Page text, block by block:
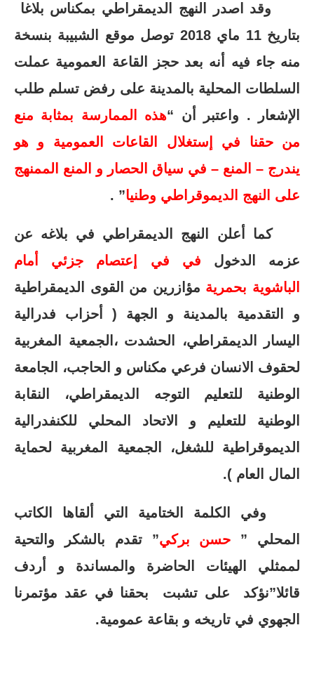
وقد اصدر النهج الديمقراطي بمكناس بلاغا
بتاريخ 11 ماي 2018 توصل موقع الشبيبة بنسخة
منه جاء فيه أنه بعد حجز القاعة العمومية عملت
السلطات المحلية بالمدينة على رفض تسلم طلب
الإشعار . واعتبر أن “هذه الممارسة بمثابة منع
من حقنا في إستغلال القاعات العمومية و هو
يندرج – المنع – في سياق الحصار و المنع الممنهج
على النهج الديموقراطي وطنيا” .
كما أعلن النهج الديمقراطي في بلاغه عن
عزمه الدخول في في إعتصام جزئي أمام
الباشوية بحمرية مؤازرين من القوى الديمقراطية
و التقدمية بالمدينة و الجهة ( أحزاب فدرالية
اليسار الديمقراطي، الحشدت ،الجمعية المغربية
لحقوف الانسان فرعي مكناس و الحاجب، الجامعة
الوطنية للتعليم التوجه الديمقراطي، النقابة
الوطنية للتعليم و الاتحاد المحلي للكنفدرالية
الديموقراطية للشغل، الجمعية المغربية لحماية
المال العام ).
وفي الكلمة الختامية التي ألقاها الكاتب
المحلي ” حسن بركي” تقدم بالشكر والتحية
لممثلي الهيئات الحاضرة والمساندة و أردف
قائلا”نؤكد على تشبت بحقنا في عقد مؤتمرنا
الجهوي في تاريخه و بقاعة عمومية.